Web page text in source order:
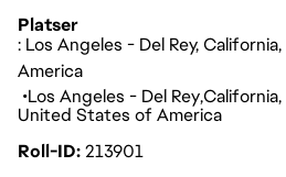
Platser
: Los Angeles - Del Rey,
America
Los Angeles - Del ReyCalifornia
United States of America
Roll-ID213901